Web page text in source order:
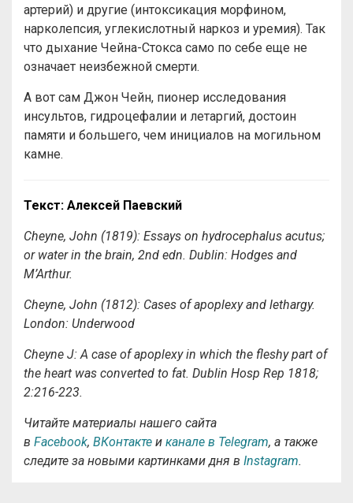
артерий) и другие (интоксикация морфином,
нарколепсия, углекислотный наркоз и уремия). Так
что дыхание Чейна-Стокса само по себе еще не
означает неизбежной смерти.
А вот сам Джон Чейн, пионер исследования
инсультов, гидроцефалии и летаргий, достоин
памяти и большего, чем инициалов на могильном
камне.
Текст: Алексей Паевский
Cheyne, John (1819): Essays on hydrocephalus acutus;
or water in the brain, 2nd edn. Dublin: Hodges and
M’Arthur.
Cheyne, John (1812): Cases of apoplexy and lethargy.
London: Underwood
Cheyne J: A case of apoplexy in which the fleshy part of
the heart was converted to fat. Dublin Hosp Rep 1818;
2:216-223.
Читайте материалы нашего сайта
в Facebook, ВКонтакте и канале в Telegram, а также
следите за новыми картинками дня в Instagram.